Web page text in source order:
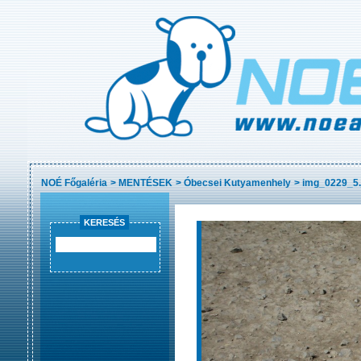
NOÉ Főgaléria >MENTÉSEK >Óbecsei Kutyamenhely >
KERESÉS